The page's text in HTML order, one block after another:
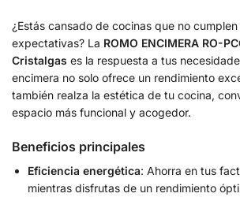
¿Estás cansado de cocinas que no
expectativas? La ROMO ENCIMERA RO-
Cristalgas es la respuesta a tus
encimera no solo ofrece un rendimiento
también realza la estética de tu cocina,
espacio más funcional y acogedor.
Beneficios principales
Eficiencia energética: Ahorra en tus
mientras disfrutas de un rendimiento